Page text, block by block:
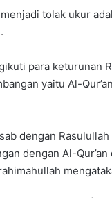
tolak ukur
para keturunan
yaitu Al-
dengan
dengan Al-